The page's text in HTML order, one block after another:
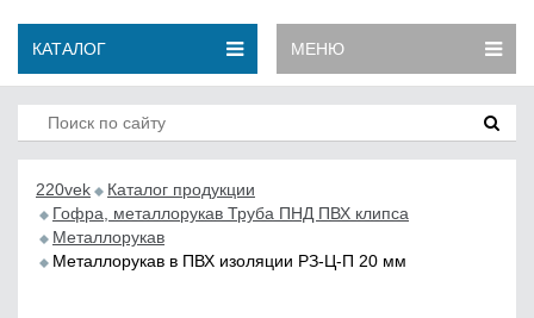
КАТАЛОГ МЕНЮ
220vek
Каталог продукции
Гофра, металлорукав Труба ПНД ПВХ клипса
Металлорукав
Металлорукав в ПВХ изоляции РЗ-Ц-П 20 мм